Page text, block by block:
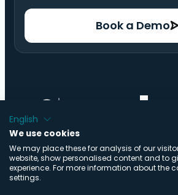
Book a Demo
English
We use cookies
We may place these for analysis of our
website, show personalised content and to
experience. For more information about the
settings.